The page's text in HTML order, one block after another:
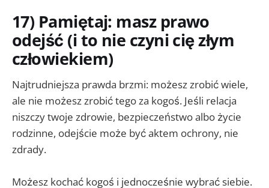
17) Pamiętaj: masz prawo
odejść (i to nie czyni cię złym
człowiekiem)
Najtrudniejsza prawda brzmi: możesz zrobić wiele,
ale nie możesz zrobić tego za kogoś. Jeśli relacja
niszczy twoje zdrowie, bezpieczeństwo albo życie
rodzinne, odejście może być aktem ochrony, nie
zdrady.
Możesz kochać kogoś i jednocześnie wybrać siebie.